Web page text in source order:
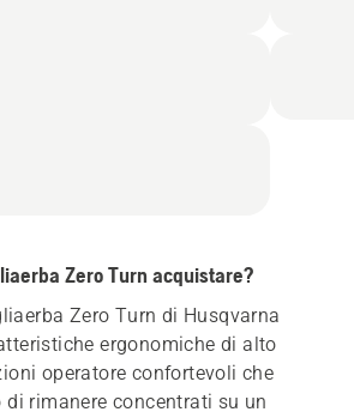
Zero Turn acquistare?
Zero Turn di Husqvarna
ergonomiche di alto
operatore confortevoli che
di rimanere concentrati su un